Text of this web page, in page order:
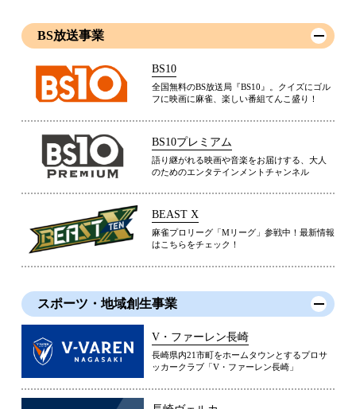
BS放送事業
BS10
全国無料のBS放送局『BS10』。クイズにゴル
フに映画に麻雀、楽しい番組てんこ盛り！
BS10プレミアム
語り継がれる映画や音楽をお届けする、大人
のためのエンタテインメントチャンネル
BEAST X
麻雀プロリーグ「Mリーグ」参戦中！最新情報
はこちらをチェック！
スポーツ・地域創生事業
V・ファーレン長崎
長崎県内21市町をホームタウンとするプロサ
ッカークラブ「V・ファーレン長崎」